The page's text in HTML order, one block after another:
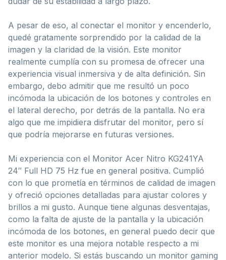
A pesar de eso, al conectar el monitor y encenderlo,
quedé gratamente sorprendido por la calidad de la
imagen y la claridad de la visión. Este monitor
realmente cumplía con su promesa de ofrecer una
experiencia visual inmersiva y de alta definición. Sin
embargo, debo admitir que me resultó un poco
incómoda la ubicación de los botones y controles en
el lateral derecho, por detrás de la pantalla. No era
algo que me impidiera disfrutar del monitor, pero sí
que podría mejorarse en futuras versiones.
Mi experiencia con el Monitor Acer Nitro KG241YA
24″ Full HD 75 Hz fue en general positiva. Cumplió
con lo que prometía en términos de calidad de imagen
y ofreció opciones detalladas para ajustar colores y
brillos a mi gusto. Aunque tiene algunas desventajas,
como la falta de ajuste de la pantalla y la ubicación
incómoda de los botones, en general puedo decir que
este monitor es una mejora notable respecto a mi
anterior modelo. Si estás buscando un monitor gaming